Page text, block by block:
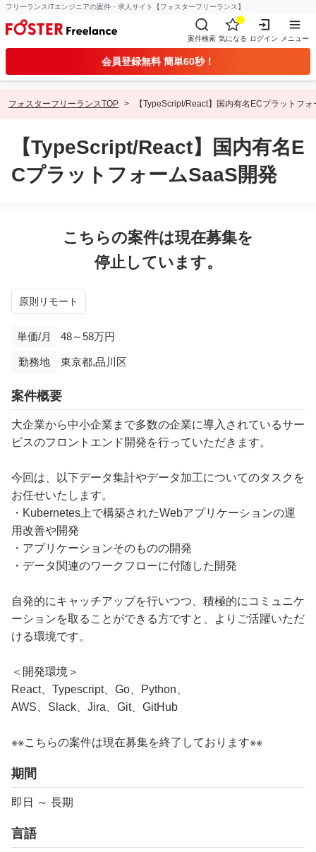
フリーランスITエンジニアの案件・求人サイト【フォスターフリーランス】
案件検索 気になる ログイン メニュー
会員登録無料 簡単60秒！
フォスターフリーランスTOP 【TypeScript/React】国内有名ECプラットフ
【TypeScript/React】国内有名E
CプラットフォームSaaS開発
こちらの案件は現在募集を
停止しています。
原則リモート
単価/月 48～58万円
勤務地 東京都,品川区
案件概要
大企業から中小企業まで多数の企業に導入されているサー
ビスのフロントエンド開発を行っていただきます。
今回は、以下データ集計やデータ加工についてのタスクを
お任せいたします。
・Kubernetes上で構築されたWebアプリケーションの運
用改善や開発
・アプリケーションそのものの開発
・データ関連のワークフローに付随した開発
自発的にキャッチアップを行いつつ、積極的にコミュニケ
ーションを取ることができる方ですと、よりご活躍いただ
ける環境です。
＜開発環境＞
React、Typescript、Go、Python、
AWS、Slack、Jira、Git、GitHub
※※こちらの案件は現在募集を終了しております※※
期間
即日 ～ 長期
言語